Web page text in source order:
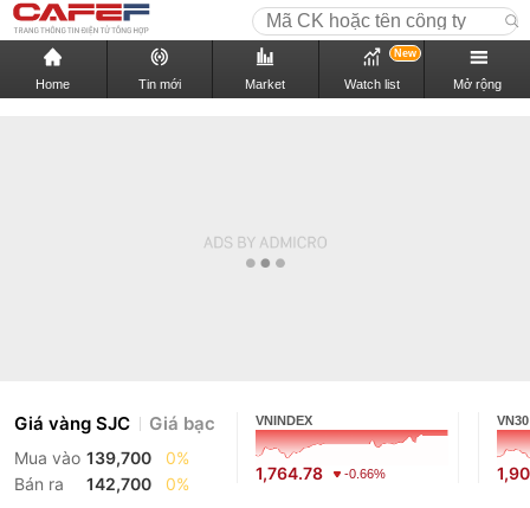
Home Tin mới Market Watch list
New
Mở rộng
Giá vàng SJC Giá bạc
Mua vào 139,700
0%
Bán ra
142,700 0%
VNINDEX
1,764.78 -0.66%
VN30